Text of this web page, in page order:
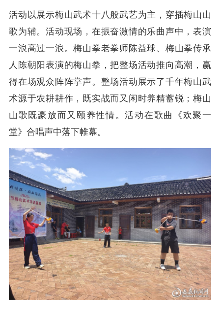
活动以展示梅山武术十八般武艺为主，穿插梅山山
歌为辅。活动现场，在振奋激情的乐曲声中，表演
一浪高过一浪。梅山拳老拳师陈益球、梅山拳传承
人陈朝阳表演的梅山拳，把整场活动推向高潮，赢
得在场观众阵阵掌声。整场活动展示了千年梅山武
术源于农耕耕作，既实战而又闲时养精蓄锐；梅山
山歌既豪放而又颐养性情。活动在歌曲《欢聚一
堂》合唱声中落下帷幕。